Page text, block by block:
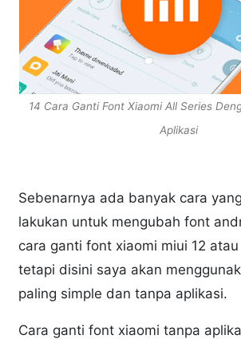
14 Cara Ganti Font Xiaomi All Series
Aplikasi
Sebenarnya ada banyak cara
lakukan untuk mengubah font
cara ganti font xiaomi miui 12
tetapi disini saya akan
paling simple dan tanpa aplikasi.
Cara ganti font xiaomi tanpa